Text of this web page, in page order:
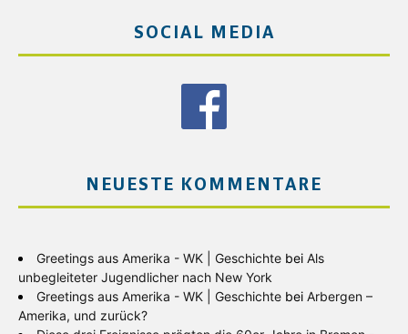
SOCIAL MEDIA
NEUESTE KOMMENTARE
Greetings aus Amerika - WK | Geschichte bei Als
unbegleiteter Jugendlicher nach New York
Greetings aus Amerika - WK | Geschichte bei Arbergen –
Amerika, und zurück?